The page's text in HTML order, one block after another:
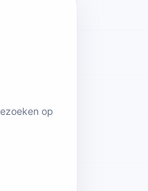
op